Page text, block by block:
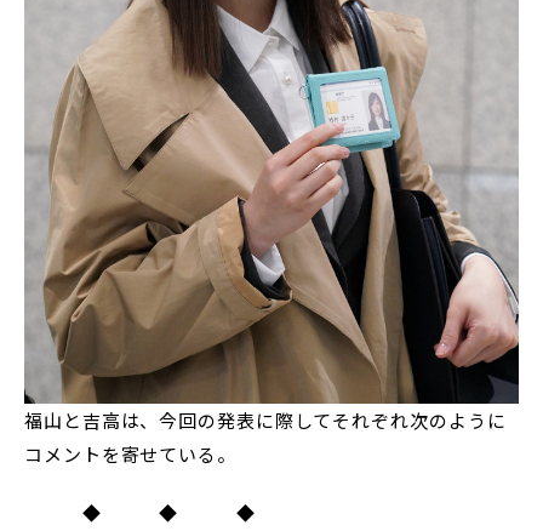
福山と吉高は、今回の発表に際してそれぞれ次のように
コメントを寄せている。
◆ ◆ ◆